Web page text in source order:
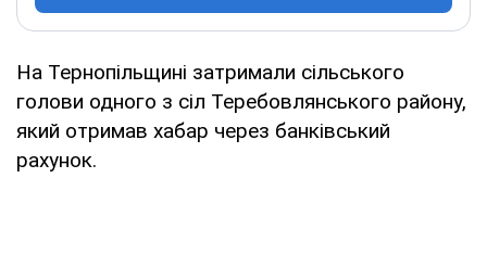
На Тернопільщині затримали сільського
голови одного з сіл Теребовлянського району,
який отримав хабар через банківський
рахунок.